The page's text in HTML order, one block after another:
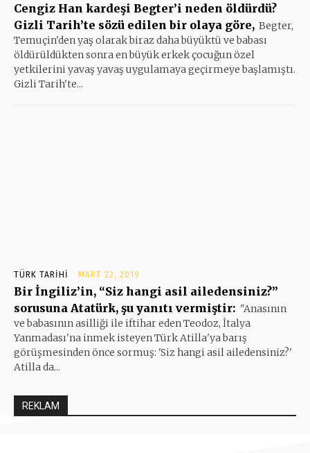
Cengiz Han kardeşi Begter’i neden öldürdü?
Gizli Tarih’te sözü edilen bir olaya göre, Begter,
Temuçin'den yaş olarak biraz daha büyüktü ve babası
öldürüldükten sonra en büyük erkek çocuğun özel
yetkilerini yavaş yavaş uygulamaya geçirmeye başlamıştı.
Gizli Tarih'te...
TÜRK TARIHI MART 22, 2019
Bir İngiliz’in, “Siz hangi asil ailedensiniz?”
sorusuna Atatürk, şu yanıtı vermiştir: "Anasının
ve babasının asilliği ile iftihar eden Teodoz, İtalya
Yanmadası'na inmek isteyen Türk Atilla'ya barış
görüşmesinden önce sormuş: 'Siz hangi asil ailedensiniz?'
Atilla da...
REKLAM